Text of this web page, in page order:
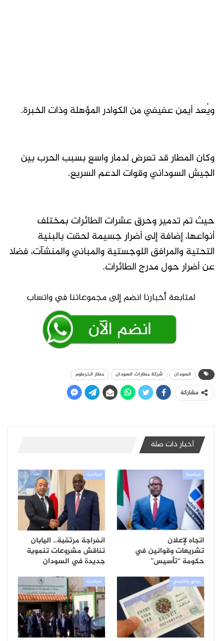
ويُعد أيمن عفيفي من الكوادر المؤهلة وذات الخبرة.
وكان المطار قد تعرض لدمار واسع بسبب الحرب بين
الجيش السوداني وقوات الدعم السريع.
حيث تم تدمير وحرق عشرات الطائرات بمختلف
أنواعها، إضافة إلى أضرار جسيمة لحقت بالبنية
التحتية والمرافق اللوجستية والمباني والمنشآت، فضلا
عن أضرار حول مدرج الطائرات.
السودان شركة مطارات السودان مطار الخرطوم
مشاركة
أخبار ذات صلة
سياسية
اتجاه لإعلان
تشريعات وقوانين في
حكومة “تأسيس”
سياسية
انفراجة مرتقبة.. اليابان
تناقش مشروعات تنموية
جديدة في السودان
دولي واقليمي سياسية